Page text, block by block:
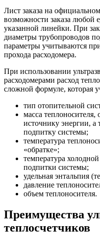
Лист заказа на
возможности заказа любой
указанной линейки. При
диаметры трубопроводов
параметры учитываются
прохода расходомера.
При использовании
расходомерами расход
сложной формуле, которая
тип отопительной
масса
источнику энергии, а
подпитку системы;
температура
«обратке»;
температура
подпитки системы;
удельная энтальпия
давление
объем теплоносителя.
Преимущества
теплосчетчиков